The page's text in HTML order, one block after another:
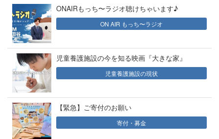
ONAIRもっち〜ラジオ聴けちゃいます♪
ON AIR もっち〜ラジオ
児童養護施設の今を知る映画『大きな家』
児童養護施設の現状
【緊急】ご寄付のお願い
寄付・募金